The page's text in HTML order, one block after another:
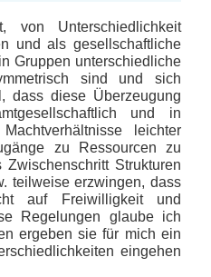
von Unterschiedlichkeit
und als gesellschaftliche
Gruppen unterschiedliche
sind und sich
dass diese Überzeugung
und in
leichter
zu Ressourcen zu
Strukturen
teilweise erzwingen, dass
auf Freiwilligkeit und
Regelungen glaube ich
ergeben sie für mich ein
eingehen